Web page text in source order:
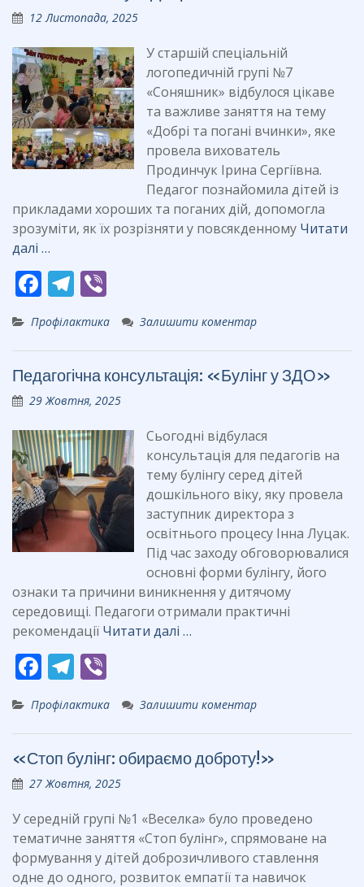
o
k
m
12 Листопада, 2025
У старшій спеціальній
логопедичній групі №7
«Соняшник» відбулося цікаве
та важливе заняття на тему
«Добрі та погані вчинки», яке
провела вихователь
Продинчук Ірина Сергіївна.
Педагог познайомила дітей із
прикладами хороших та поганих дій, допомогла
зрозуміти, як їх розрізняти у повсякденному Читати
далі …
F
ac
e
b
o
o
k
T
e
gr
a
m
er
Профілактика Залишити коментар
Педагогічна консультація: «Булінг у ЗДО»
29 Жовтня, 2025
Сьогодні відбулася
консультація для педагогів на
тему булінгу серед дітей
дошкільного віку, яку провела
заступник директора з
освітнього процесу Інна Луцак.
Під час заходу обговорювалися
основні форми булінгу, його
ознаки та причини виникнення у дитячому
середовищі. Педагоги отримали практичні
рекомендації Читати далі …
F
ac
e
b
o
o
k
T
e
gr
a
m
er
Профілактика Залишити коментар
«Стоп булінг: обираємо доброту!»
27 Жовтня, 2025
У середній групі №1 «Веселка» було проведено
тематичне заняття «Стоп булінг», спрямоване на
формування у дітей доброзичливого ставлення
одне до одного, розвиток емпатії та навичок